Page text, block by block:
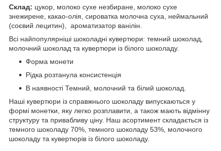
Склад: цукор, молоко сухе незбиране, молоко сухе
знежирене, какао-олія, сироватка молочна суха, неймальний
(соєвий лецитин), ароматизатор ванілін.
Всі найпопулярніші шоколадні кувертюри: темний шоколад,
молочний шоколад та кувертюри із білого шоколаду.
Форма монети
Рідка розтанула консистенція
В наявності Темний, молочний та білий шоколад.
Наші кувертюри із справжнього шоколаду випускаються у
формі монетки, яку легко розплавити, а також мають відмінну
структуру та привабливу ціну. Наш асортимент складається із
темного шоколаду 70%, темного шоколаду 53%, молочного
шоколаду та кувертюрів із білого шоколаду.